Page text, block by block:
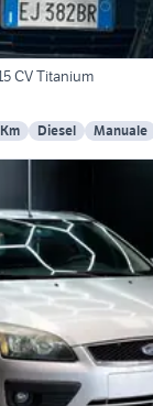
CV Titanium
Diesel Manuale